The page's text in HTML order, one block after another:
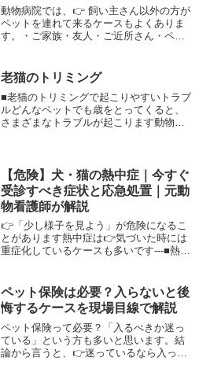
なることも
動物病院では、👉 飼い主さん以外の方が
ペットを連れて来るケースもよくありま
す。・ご家族・友人・ご近所さん・ペッ
聞かれるのが、・いつから具合が悪いで
すか？・食欲はあります...
老猫のトリミング
■老猫のトリミングで起こりやすいトラブ
ルどんなペットでも歳をとってくると、
さまざまなトラブルが起こります動物病
今回は、老猫で実際によ...
【危険】犬・猫の熱中症｜今すぐ
受診すべき症状と応急処置｜元動
物看護師が解説
👉「少し様子を見よう」が危険になるこ
とがあります熱中症は👉気づいた時には
重症化しているケースも多いです---■熱中
に現場で多く聞く言葉ですしかし・数分
の外出・エアコンが切...
ペット保険は必要？入らないと後
悔するケースを現場目線で解説
ペット保険って必要？「入るべきか迷っ
ている」という方も多いと思います。結
論から言うと、👉迷っているなら入って